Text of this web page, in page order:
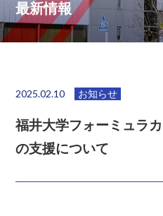
最新情報
2025.02.10 お知らせ
福井大学フォーミュラ
の支援について